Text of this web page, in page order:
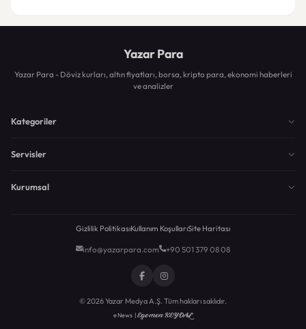
Yazar Para
Yazar Para - Döviz kurları, altın fiyatları, borsa, kripto para, ekonomi haberleri
ve analizler
Kategoriler
Servisler
Kurumsal
Gizlilik PolitikasıKullanım KoşullarıSite Haritası
info@yazarpara.com +90 501 379 08 08
© 2026 Yazar Medya A.Ş. Tüm hakları saklıdır.
eNews |Egemen KEYDAL